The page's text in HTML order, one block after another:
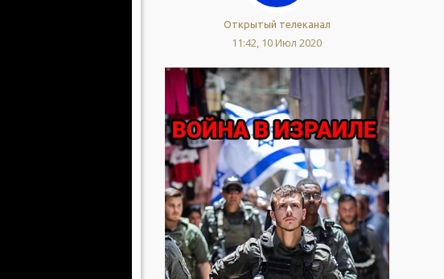
Открытый телеканал
11:42, 10 Июл 2020